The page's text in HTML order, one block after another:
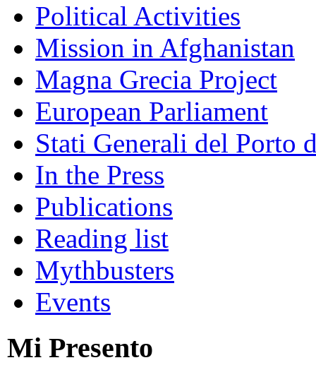
Political Activities
Mission in Afghanistan
Magna Grecia Project
European Parliament
Stati Generali del Porto
In the Press
Publications
Reading list
Mythbusters
Events
Mi Presento